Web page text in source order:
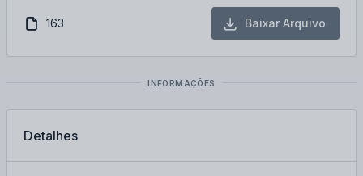
163 Baixar Arquivo
INFORMAÇÕES
Detalhes